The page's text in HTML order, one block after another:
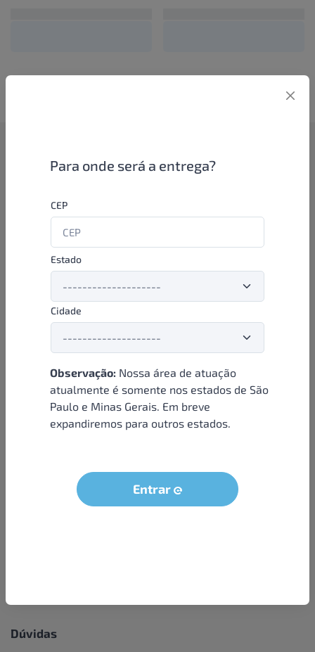
Para onde será a entrega?
CEP
Estado
Cidade
Observação: Nossa área de atuação
atualmente é somente nos estados de São
Paulo e Minas Gerais. Em breve
expandiremos para outros estados.
Entrar
Como funciona
aproveitar as promoções e ofertas direto das indústrias de
beleza e higiene em nossa plataforma. E o melhor: você continua
comprando de seus distribuidores parceiros e encontra novos
distribuidores para comprar cada vez com mais praticidade e
agilidade. Aproveite!
Formas de pagamento
Institucional
Sobre nós
Condições e termos
Seja um parceiro
LGPD - Solicitação dos dados do titular
Dúvidas